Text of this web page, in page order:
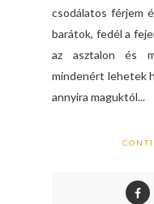
csodálatos férjem
barátok, fedél a
az asztalon és
mindenért lehetek
annyira maguktól...